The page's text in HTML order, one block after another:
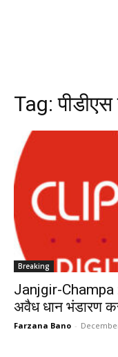
Tag:
Breaking
Janjgir-Champa
अवैध धान भंडारण
Farzana Bano -